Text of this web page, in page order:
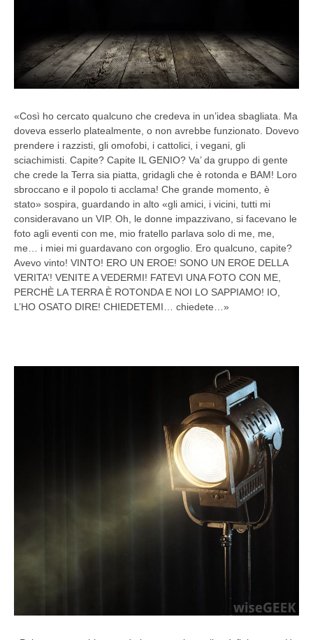
«Così ho cercato qualcuno che credeva in un’idea sbagliata. Ma
doveva esserlo platealmente, o non avrebbe funzionato. Dovevo
prendere i razzisti, gli omofobi, i cattolici, i vegani, gli
sciachimisti. Capite? Capite IL GENIO? Va’ da gruppo di gente
che crede la Terra sia piatta, gridagli che è rotonda e BAM! Loro
sbroccano e il popolo ti acclama! Che grande momento, è
stato» sospira, guardando in alto «gli amici, i vicini, tutti mi
consideravano un VIP. Oh, le donne impazzivano, si facevano le
foto agli eventi con me, mio fratello parlava solo di me, me,
me… i miei mi guardavano con orgoglio. Ero qualcuno, capite?
Avevo vinto! VINTO! ERO UN EROE! SONO UN EROE DELLA
VERITA’! VENITE A VEDERMI! FATEVI UNA FOTO CON ME,
PERCHÈ LA TERRA È ROTONDA E NOI LO SAPPIAMO! IO,
L’HO OSATO DIRE! CHIEDETEMI… chiedete…»